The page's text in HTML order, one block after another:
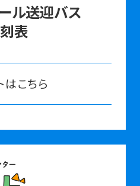
ル送迎バス
表
はこちら